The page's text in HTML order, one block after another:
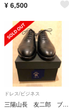
¥ 6,500
ドレス/ビジネス
三陽山長 友二郎 ブラック8 2/1 レザーソール